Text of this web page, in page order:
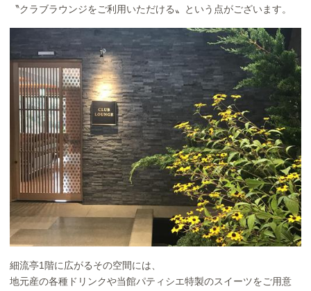
〝クラブラウンジをご利用いただける〟という点がございます。
細流亭1階に広がるその空間には、
地元産の各種ドリンクや当館パティシエ特製のスイーツをご用意